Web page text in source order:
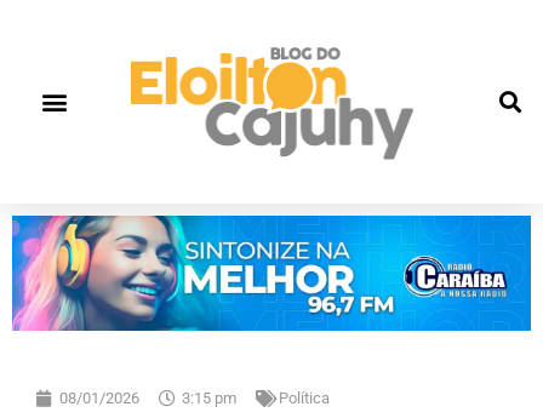
08/01/2026 3:15 pm Política